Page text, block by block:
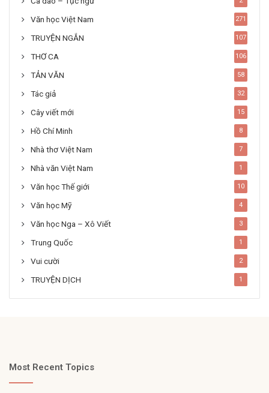
Văn học Việt Nam 271
TRUYỆN NGẮN 107
THƠ CA 106
TẢN VĂN 58
Tác giả 32
Cây viết mới 15
Hồ Chí Minh 8
Nhà thơ Việt Nam 7
Nhà văn Việt Nam 1
Văn học Thế giới 10
Văn học Mỹ 4
Văn học Nga – Xô Viết 3
Trung Quốc 1
Vui cười 2
TRUYỆN DỊCH 1
Most Recent Topics